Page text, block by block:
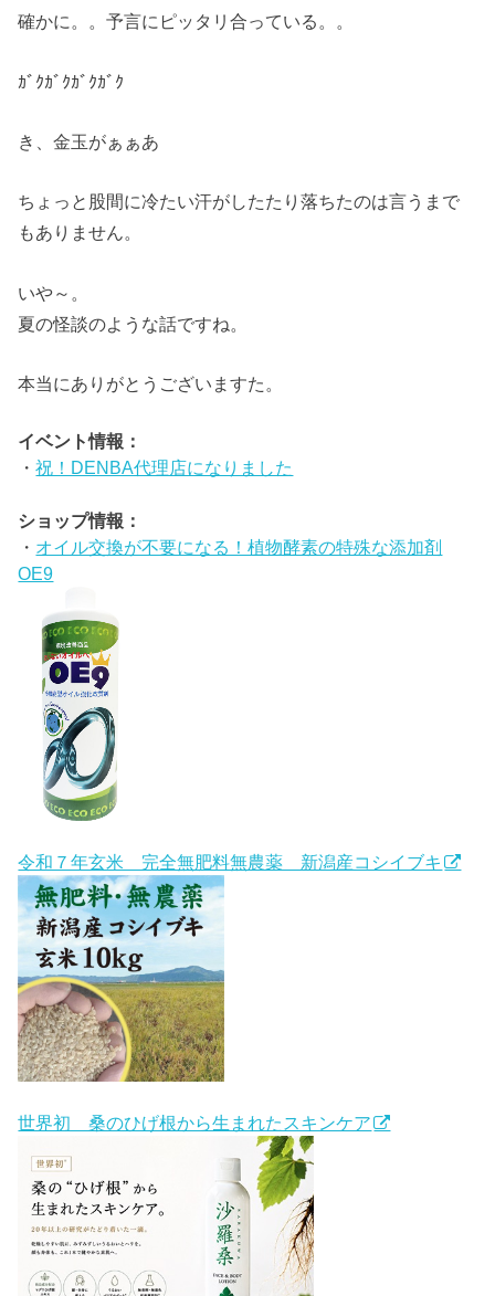
確かに。。予言にピッタリ合っている。。
ｶﾞｸｶﾞｸｶﾞｸｶﾞｸ
き、金玉がぁぁあ
ちょっと股間に冷たい汗がしたたり落ちたのは言うまで
もありません。
いや～。
夏の怪談のような話ですね。
本当にありがとうございますた。
イベント情報：
・祝！DENBA代理店になりました
ショップ情報：
・ オイル交換が不要になる！植物酵素の特殊な添加剤
OE9
令和７年玄米 完全無肥料無農薬 新潟産コシイブキ
世界初 桑のひげ根から生まれたスキンケア